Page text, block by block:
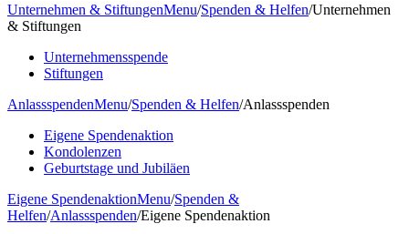
Unternehmen & StiftungenMenu/Spenden & Helfen/Unternehmen
& Stiftungen
Unternehmensspende
Stiftungen
AnlassspendenMenu/Spenden & Helfen/Anlassspenden
Eigene Spendenaktion
Kondolenzen
Geburtstage und Jubiläen
Eigene SpendenaktionMenu/Spenden &
Helfen/Anlassspenden/Eigene Spendenaktion